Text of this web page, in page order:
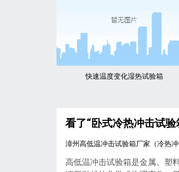
快速温度变化湿热试验箱
看了“卧式冷热冲击试
漳州高低温冲击试验箱厂家（冷热
高低温冲击试验箱是金属、塑